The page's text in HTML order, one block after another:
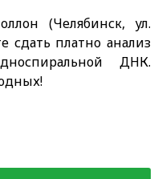
(Челябинск, ул.
сдать платно анализ
ДНК.